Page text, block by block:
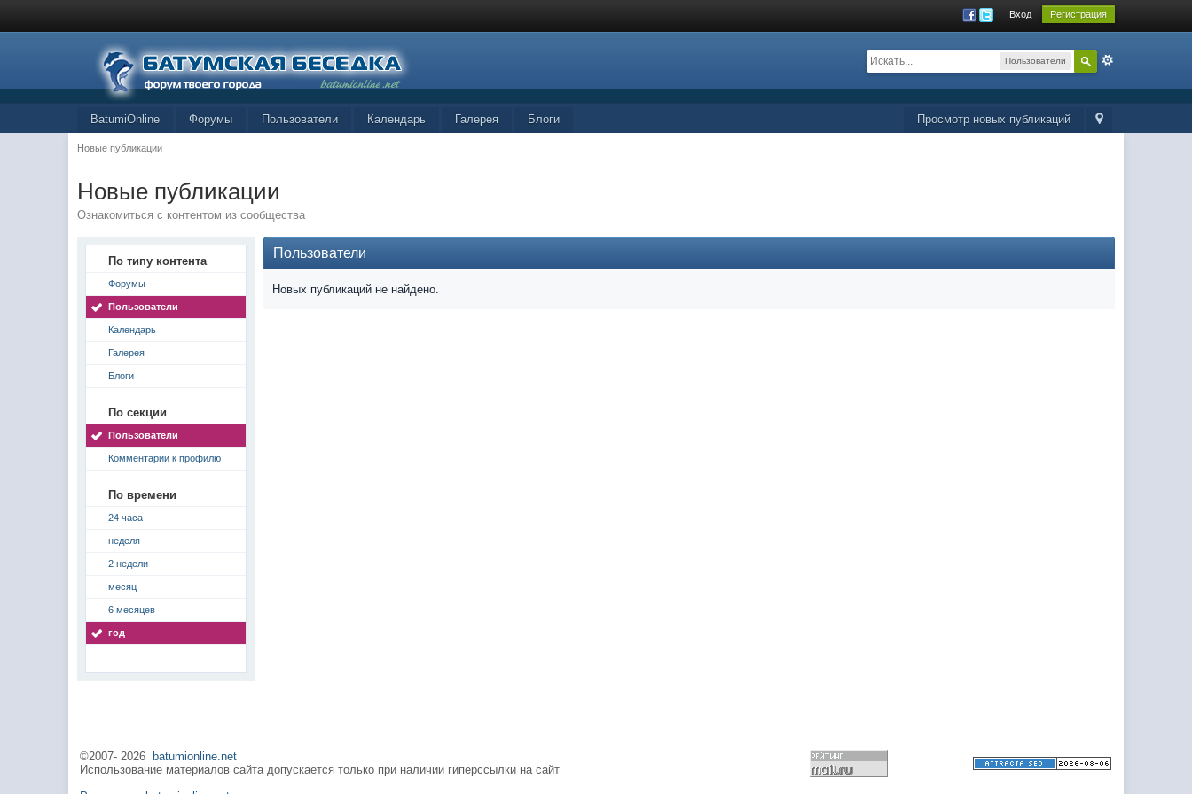
Вход Регистрация
Пользователи
Просмотр новых публикаций
BatumiOnline Форумы Пользователи Календарь Галерея Блоги
Новые публикации
Новые публикации
Ознакомиться с контентом из сообщества
По типу контента
Форумы
Пользователи
Календарь
Галерея
Блоги
По секции
Пользователи
Комментарии к профилю
По времени
24 часа
неделя
2 недели
месяц
6 месяцев
год
Пользователи
Новых публикаций не найдено.
©2007-2026
batumionline.net
Использование материалов сайта допускается только при наличии гиперссылки на сайт